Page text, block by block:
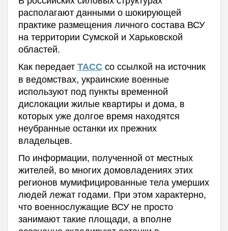
располагают данными о шокирующей
практике размещения личного состава ВСУ
на территории Сумской и Харьковской
областей.
Как передаетТАССсо ссылкой на источник
в ведомствах, украинские военные
используют под пункты временной
дислокации жилые квартиры и дома, в
которых уже долгое время находятся
неубранные останки их прежних
владельцев.
По информации, полученной от местных
жителей, во многих домовладениях этих
регионов мумифицированные тела умерших
людей лежат годами. При этом характерно,
что военнослужащие ВСУ не просто
занимают такие площади, а вполне